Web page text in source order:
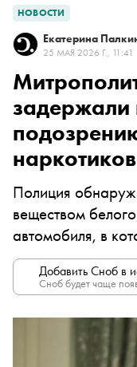
НОВОСТИ
Екатерина
25 МАЯ 2026 Г., 11:41
задержали
наркотиков
Полиция
веществом
автомобиля, в
Добавить Сноб в
Сноб будет чаще